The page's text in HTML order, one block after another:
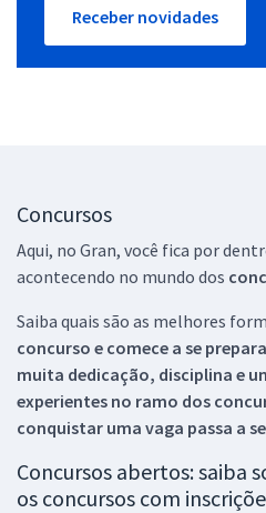
Receber novidades
Concursos
Aqui, no Gran, você fica por
acontecendo no mundo dos
Saiba quais são as melhores
concurso e comece a se
muita dedicação, disciplina e
experientes no ramo dos
conquistar uma vaga passa a
Concursos abertos: saiba
os concursos com